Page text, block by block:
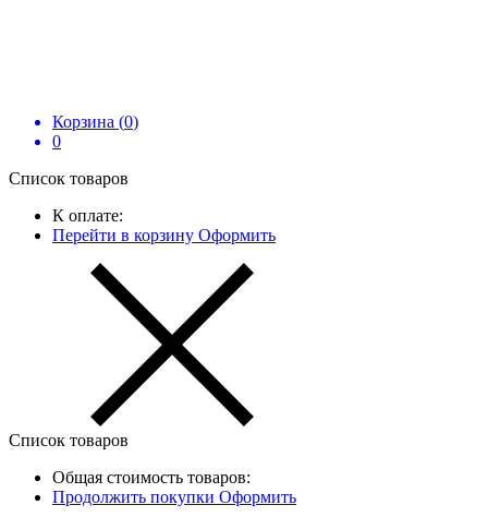
Корзина (0)
0
Список товаров
К оплате:
Перейти в корзину Оформить
Список товаров
Общая стоимость товаров:
Продолжить покупки Оформить